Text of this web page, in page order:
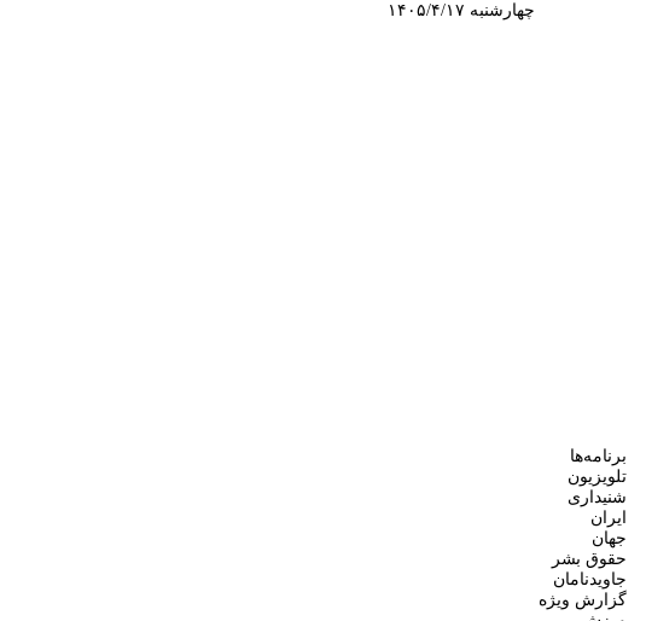
چهارشنبه ۱۴۰۵/۴/۱۷
برنامه‌ها
تلویزیون
شنیداری
ایران
جهان
حقوق بشر
جاویدنامان
گزارش ویژه